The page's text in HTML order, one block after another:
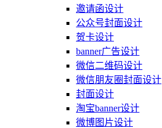
邀请函设计
公众号封面设计
贺卡设计
banner广告设计
微信二维码设计
微信朋友圈封面设计
封面设计
淘宝banner设计
微博图片设计